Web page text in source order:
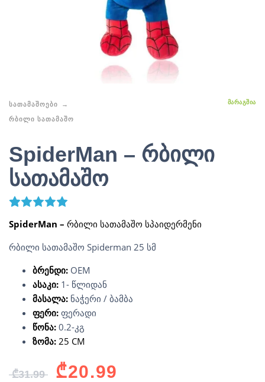
ᲡᲐᲗᲐᲛᲐᲨᲝᲔᲑᲘ
ᲠᲑᲘᲚᲘ ᲡᲐᲗᲐᲛᲐᲨᲝ
ᲛᲐᲠᲐᲒᲨᲘᲐ
SpiderMan – რბილი
სათამაშო
13
SpiderMan – რბილი სათამაშო სპაიდერმენი
რბილი სათამაშო Spiderman 25 სმ
ბრენდი: OEM
ასაკი: 1- წლიდან
მასალა: ნაჭერი / ბამბა
ფერი: ფერადი
წონა: 0.2-კგ
ზომა: 25 CM
₾31.99 ₾20.99